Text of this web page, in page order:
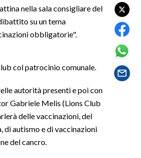
nella sala consigliare del
su un tema
obbligatorie".
col patrocinio comunale.
autorità presenti e poi con
Gabriele Melis (Lions Club
delle vaccinazioni, del
di autismo e di vaccinazioni
del cancro.